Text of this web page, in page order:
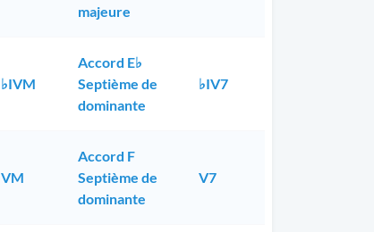
majeure
♭IVM
Accord E♭
Septième de
dominante
♭IV7
VM
Accord F
Septième de
dominante
V7